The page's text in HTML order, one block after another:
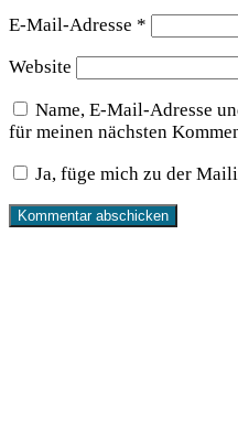
E-Mail-Adresse *
Website
Name, E-Mail-Adresse
für meinen nächsten
Ja, füge mich zu der